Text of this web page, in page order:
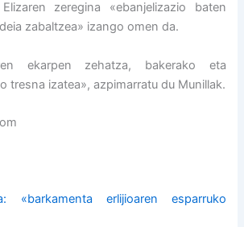
zeregina «ebanjelizazio baten
zabaltzea» izango omen da.
ekarpen zehatza, bakerako eta
tresna izatea», azpimarratu du Munillak.
«barkamenta erlijioaren esparruko